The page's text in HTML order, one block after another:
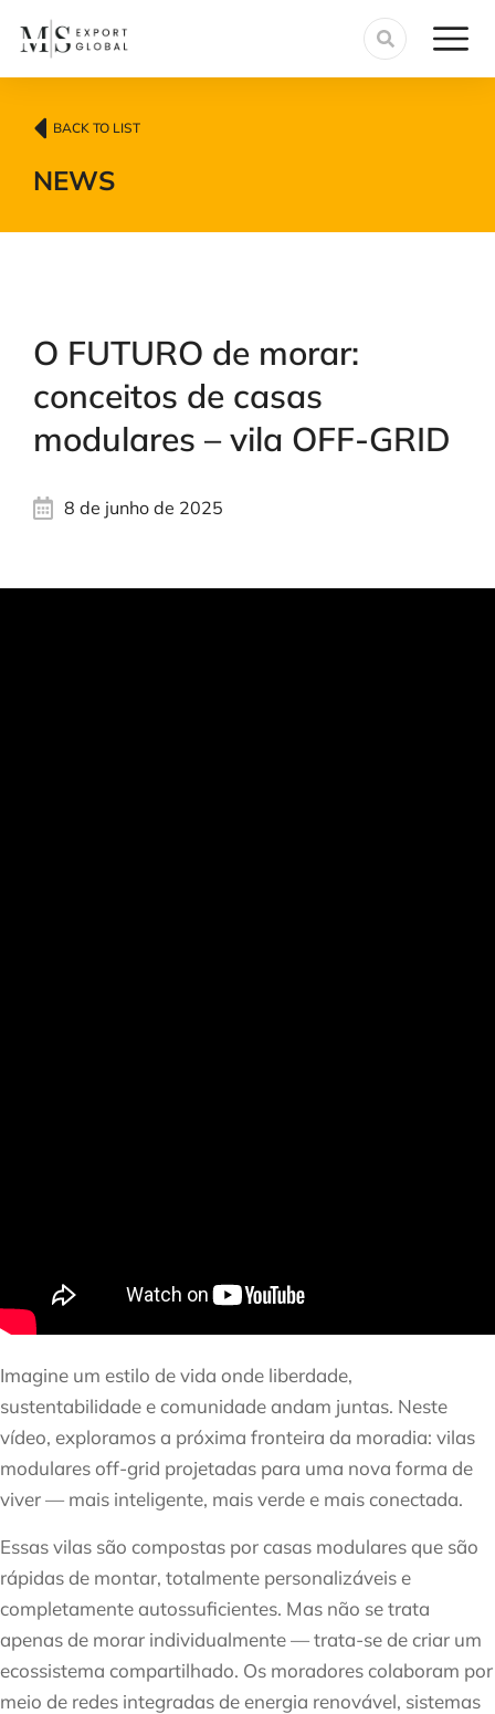
BACK TO LIST
NEWS
O FUTURO de morar:
conceitos de casas
modulares – vila OFF-GRID
8 de junho de 2025
Imagine um estilo de vida onde liberdade,
sustentabilidade e comunidade andam juntas. Neste
vídeo, exploramos a próxima fronteira da moradia: vilas
modulares off-grid projetadas para uma nova forma de
viver — mais inteligente, mais verde e mais conectada.
Essas vilas são compostas por casas modulares que são
rápidas de montar, totalmente personalizáveis e
completamente autossuficientes. Mas não se trata
apenas de morar individualmente — trata-se de criar um
ecossistema compartilhado. Os moradores colaboram por
meio de redes integradas de energia renovável, sistemas